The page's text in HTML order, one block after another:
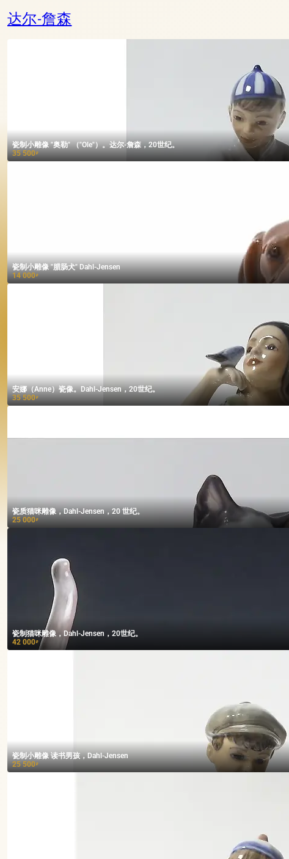
达尔-詹森
瓷制小雕像 "奥勒" （"Ole"）。达尔-詹森，20世纪。
35 500₽
瓷制小雕像 "腊肠犬" Dahl-Jensen
14 000₽
安娜（Anne）瓷像。Dahl-Jensen，20世纪。
35 500₽
瓷质猫咪雕像，Dahl-Jensen，20 世纪。
25 000₽
瓷制猫咪雕像，Dahl-Jensen，20世纪。
42 000₽
瓷制小雕像 读书男孩，Dahl-Jensen
25 500₽